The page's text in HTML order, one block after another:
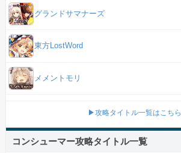
グランドサマナーズ
東方LostWord
メメントモリ
▶攻略タイトル一覧はこちら
コンシューマー攻略タイトル一覧